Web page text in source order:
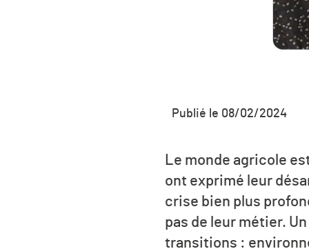
Publié le 08/02/2024
Le monde agricole
ont exprimé leur
crise bien plus
pas de leur métier.
transitions :